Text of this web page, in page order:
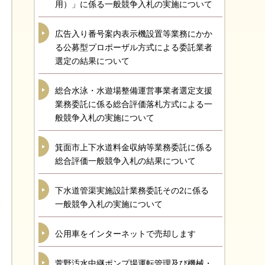
用）」に係る一般競争入札の実施について
広告入り番号案内表示機設置等業務にかか
る公募型プロポーザル方式による委託業者
選定の結果について
総合水泳・水遊場整備運営事業者選定支援
業務委託に係る総合評価落札方式による一
般競争入札の実施について
箕面市上下水道料金収納等業務委託に係る
総合評価一般競争入札の結果について
下水道管渠実施設計業務委託その2に係る
一般競争入札の実施について
公用車をインターネットで売却します